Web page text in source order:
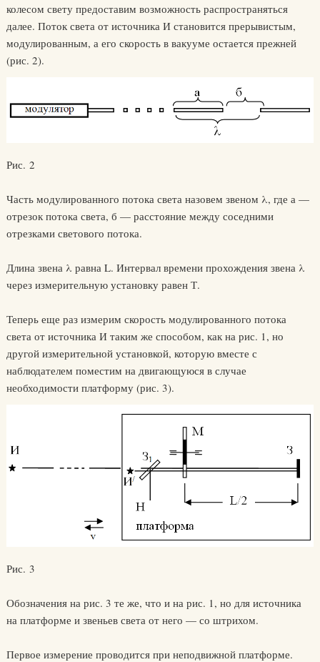
колесом свету предоставим возможность распространяться
далее. Поток света от источника И становится прерывистым,
модулированным, а его скорость в вакууме остается прежней
(рис. 2).
Рис. 2
Часть модулированного потока света назовем звеном λ, где а —
отрезок потока света, б — расстояние между соседними
отрезками светового потока.
Длина звена λ равна L. Интервал времени прохождения звена λ
через измерительную установку равен Т.
Теперь еще раз измерим скорость модулированного потока
света от источника И таким же способом, как на рис. 1, но
другой измерительной установкой, которую вместе с
наблюдателем поместим на двигающуюся в случае
необходимости платформу (рис. 3).
Рис. 3
Обозначения на рис. 3 те же, что и на рис. 1, но для источника
на платформе и звеньев света от него — со штрихом.
Первое измерение проводится при неподвижной платформе.